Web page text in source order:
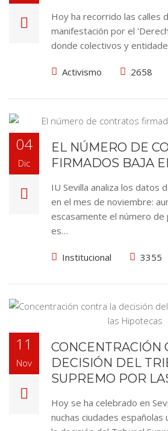
Hoy ha recorrido las calles
manifestación por el
donde colectivos y
Activismo 2658
04
Dic
EL NÚMERO DE
FIRMADOS BAJA
IU Sevilla analiza los datos
en el mes de noviembre:
escasamente el número de
es…
Institucional 3355
11
Nov
CONCENTRACIÓN
DECISIÓN DEL
SUPREMO POR
Hoy se ha celebrado en
nuchas ciudades españolas